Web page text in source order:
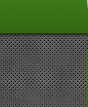
árammal hajtott autók ötlete
Porsche az 1900-as évek
kerékagymotorral
gyártott...